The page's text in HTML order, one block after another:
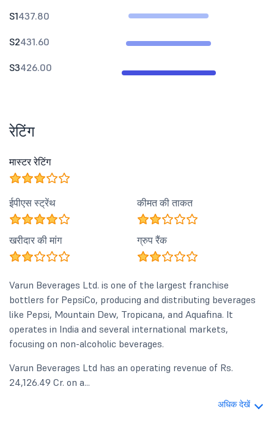
S1437.80
S2431.60
S3426.00
रेटिंग
मास्टर रेटिंग
ईपीएस स्ट्रेंथ कीमत की ताकत
खरीदार की मांग ग्रुप रैंक
Varun Beverages Ltd. is one of the largest franchise
bottlers for PepsiCo, producing and distributing beverages
like Pepsi, Mountain Dew, Tropicana, and Aquafina. It
operates in India and several international markets,
focusing on non-alcoholic beverages.
Varun Beverages Ltd has an operating revenue of Rs.
24,126.49 Cr. on a...
अधिक देखें